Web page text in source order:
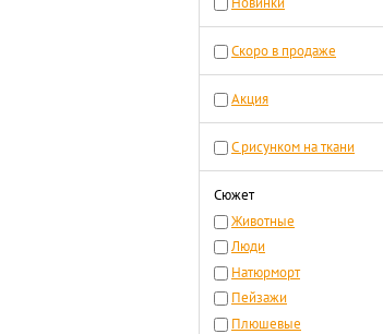
Скоро в продаже
Акция
С рисунком на ткани
Сюжет
Животные
Люди
Натюрморт
Пейзажи
Плюшевые